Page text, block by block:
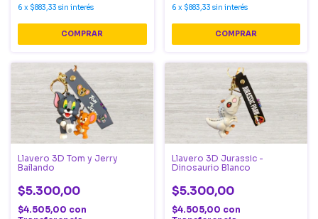
6 x $883,33 sin interés 6 x $883,33 sin interés
Llavero 3D Tom y Jerry
Bailando
$5.300,00
$4.505,00 con
Llavero 3D Jurassic -
Dinosaurio Blanco
$5.300,00
$4.505,00 con